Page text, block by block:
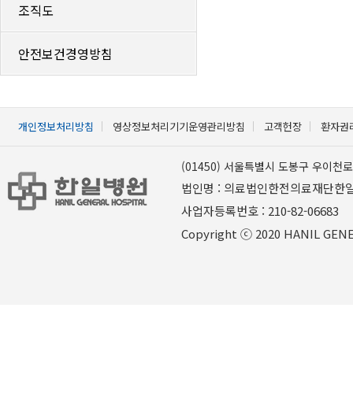
조직도
안전보건경영방침
개인정보처리방침 영상정보처리기기운영관리방침 고객헌장 환자권
(01450) 서울특별시 도봉구 우이천
법인명 : 의료법인한전의료재단한
사업자등록번호 : 210-82-
Copyright ⓒ 2020 HANIL